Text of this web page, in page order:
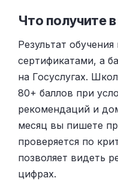
Что получите
Результат
сертификатами, а
на Госуслугах.
80+ баллов при
рекомендаций и
месяц вы пишете
проверяется по
позволяет видеть
цифрах.